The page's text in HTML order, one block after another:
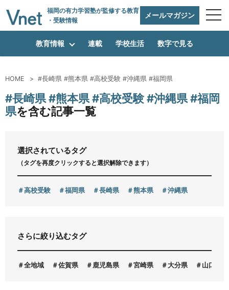
福岡の有力学習塾が監修する教育
・受験情報
メールマガジン
編集方針
運営会社
教育情報 連載 学校生活 数字で見る
HOME #長崎県 #熊本県 #高校受験 #沖縄県 #福岡県
#長崎県 #熊本県 #高校受験 #沖縄県 #福岡
県を含む記事一覧
選択されているタグ
（タグを再度クリックすると選択解除できます）
高校受験 福岡県 長崎県 熊本県 沖縄県
さらに絞り込むタグ
全地域 佐賀県 鹿児島県 宮崎県 大分県 山口県